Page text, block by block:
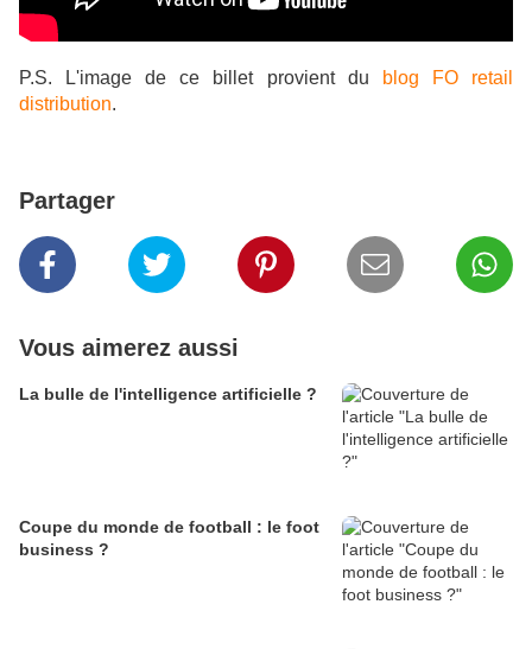
P.S. L'image de ce billet provient du
blog FO retail
distribution.
Partager
Vous aimerez aussi
La bulle de l'intelligence artificielle ?
Coupe du monde de football : le foot
business ?